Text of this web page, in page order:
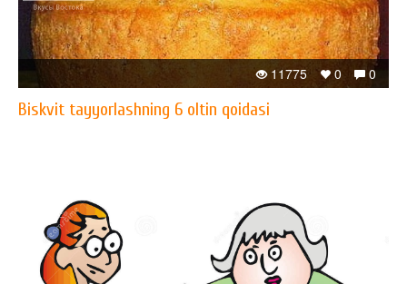
0
0
11775
Biskvit tayyorlashning 6 oltin qoidasi